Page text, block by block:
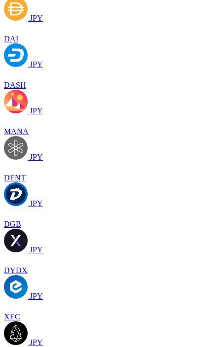
JPY
DAI
JPY
DASH
JPY
MANA
JPY
DENT
JPY
DGB
JPY
DYDX
JPY
XEC
JPY